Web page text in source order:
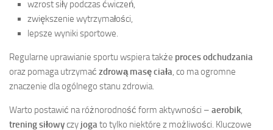
wzrost siły podczas ćwiczeń,
zwiększenie wytrzymałości,
lepsze wyniki sportowe.
Regularne uprawianie sportu wspiera także proces odchudzania
oraz pomaga utrzymać zdrową masę ciała, co ma ogromne
znaczenie dla ogólnego stanu zdrowia.
Warto postawić na różnorodność form aktywności – aerobik,
trening siłowyczy jogato tylko niektóre z możliwości. Kluczowe